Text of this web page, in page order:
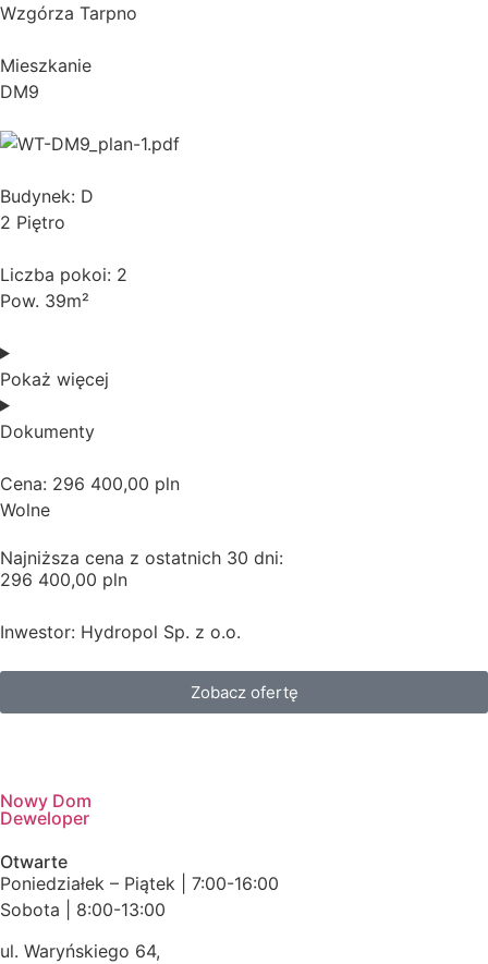
Wzgórza Tarpno
Mieszkanie
DM9
Budynek: D
2 Piętro
Liczba pokoi: 2
Pow. 39m²
Pokaż więcej
Dokumenty
Cena: 296 400,00 pln
Wolne
Najniższa cena z ostatnich 30 dni:
296 400,00 pln
Inwestor: Hydropol Sp. z o.o.
Zobacz ofertę
Nowy Dom
Deweloper
Otwarte
Poniedziałek – Piątek | 7:00-16:00
Sobota | 8:00-13:00
ul. Waryńskiego 64,